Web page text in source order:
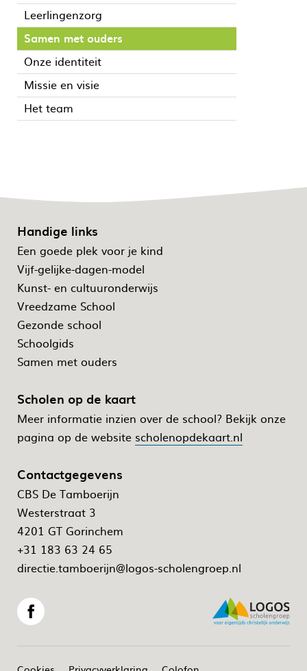
Leerlingenzorg
Samen met ouders
Onze identiteit
Missie en visie
Het team
Handige links
Een goede plek voor je kind
Vijf-gelijke-dagen-model
Kunst- en cultuuronderwijs
Vreedzame School
Gezonde school
Schoolgids
Samen met ouders
Scholen op de kaart
Meer informatie inzien over de school? Bekijk onze
pagina op de website scholenopdekaart.nl
Contactgegevens
CBS De Tamboerijn
Westerstraat 3
4201 GT Gorinchem
+31 183 63 24 65
directie.tamboerijn@logos-scholengroep.nl